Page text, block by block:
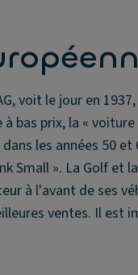
voit le jour en
prix, la « voiture
les années 50
Small ». La Golf et
à l'avant de ses
ventes. Il est